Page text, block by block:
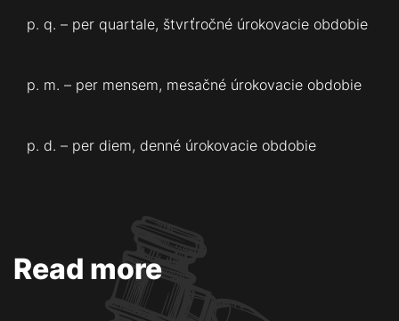
p. q. – per quartale, štvrťročné úrokovacie obdobie
p. m. – per mensem, mesačné úrokovacie obdobie
p. d. – per diem, denné úrokovacie obdobie
Read more